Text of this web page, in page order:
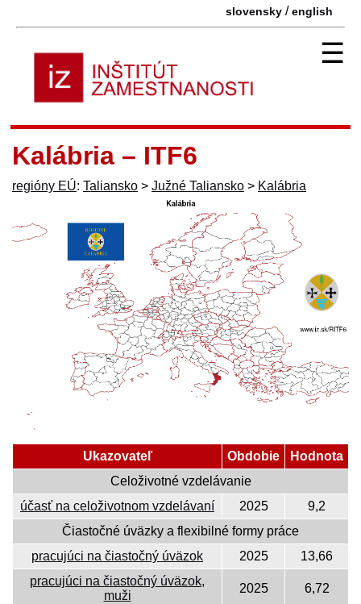
slovensky /english
☰
Kalábria – ITF6
regióny EÚ: Taliansko > Južné Taliansko > Kalábria
Ukazovateľ Obdobie
Hodnota
Celoživotné vzdelávanie
účasť na celoživotnom vzdelávaní
2025
9,2
Čiastočné úväzky a flexibilné formy práce
pracujúci na čiastočný úväzok
2025
13,66
pracujúci na čiastočný úväzok,
muži
2025 6,72